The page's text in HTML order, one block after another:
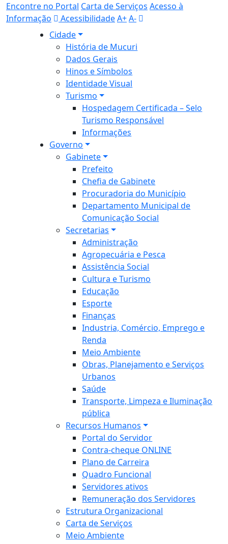
Encontre no Portal Carta de Serviços Acesso à
Informação
AcessibilidadeA+A-
Cidade
História de Mucuri
Dados Gerais
Hinos e Símbolos
Identidade Visual
Turismo
Hospedagem Certificada – Selo
Turismo Responsável
Informações
Governo
Gabinete
Prefeito
Chefia de Gabinete
Procuradoria do Município
Departamento Municipal de
Comunicação Social
Secretarias
Administração
Agropecuária e Pesca
Assistência Social
Cultura e Turismo
Educação
Esporte
Finanças
Industria, Comércio, Emprego e
Renda
Meio Ambiente
Obras, Planejamento e Serviços
Urbanos
Saúde
Transporte, Limpeza e Iluminação
pública
Recursos Humanos
Portal do Servidor
Contra-cheque ONLINE
Plano de Carreira
Quadro Funcional
Servidores ativos
Remuneração dos Servidores
Estrutura Organizacional
Carta de Serviços
Meio Ambiente